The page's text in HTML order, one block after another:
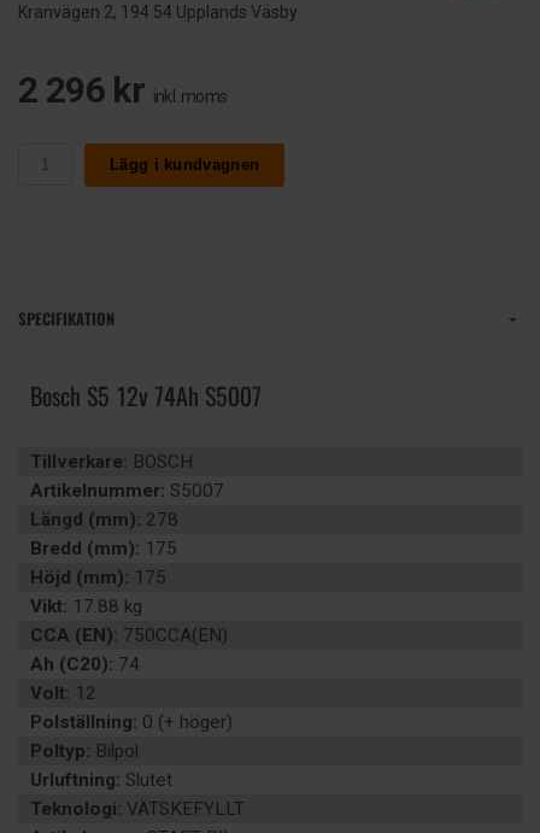
Kranvägen 2, 194 54 Upplands Väsby
2 296 kr inkl. moms
Lägg i kundvagnen
SPECIFIKATION
Bosch S5 12v 74Ah S5007
Tillverkare: BOSCH
Artikelnummer: S5007
Längd (mm): 278
Bredd (mm): 175
Höjd (mm): 175
Vikt: 17.88 kg
CCA (EN): 750CCA(EN)
Ah (C20): 74
Volt: 12
Polställning: 0 (+ höger)
Poltyp: Bilpol
Urluftning: Slutet
Teknologi: VÄTSKEFYLLT